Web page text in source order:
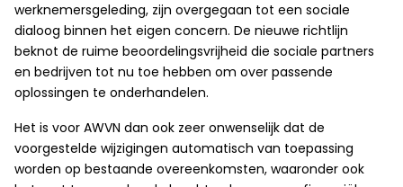
werknemersgeleding, zijn overgegaan tot een sociale
dialoog binnen het eigen concern. De nieuwe richtlijn
beknot de ruime beoordelingsvrijheid die sociale partners
en bedrijven tot nu toe hebben om over passende
oplossingen te onderhandelen.
Het is voor AWVN dan ook zeer onwenselijk dat de
voorgestelde wijzigingen automatisch van toepassing
worden op bestaande overeenkomsten, waaronder ook